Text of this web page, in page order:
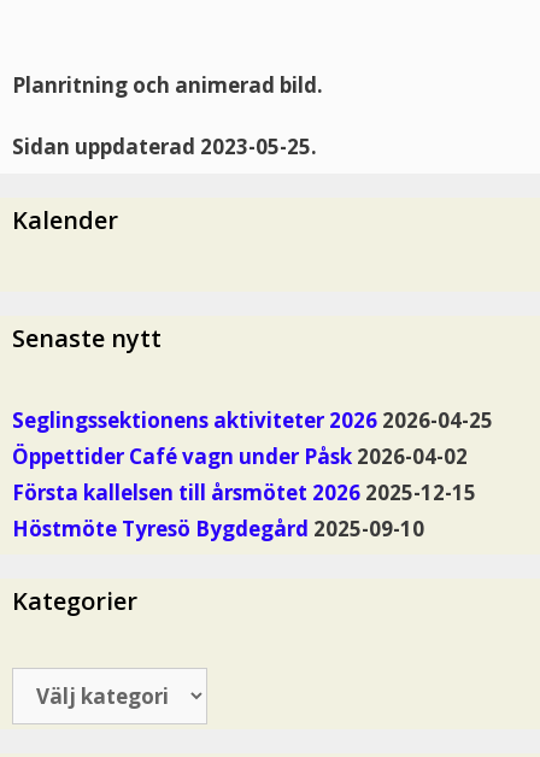
Planritning och animerad bild.
Sidan uppdaterad 2023-05-25.
Kalender
Senaste nytt
Seglingssektionens aktiviteter 2026 2026-04-25
Öppettider Café vagn under Påsk 2026-04-02
Första kallelsen till årsmötet 2026 2025-12-15
Höstmöte Tyresö Bygdegård 2025-09-10
Kategorier